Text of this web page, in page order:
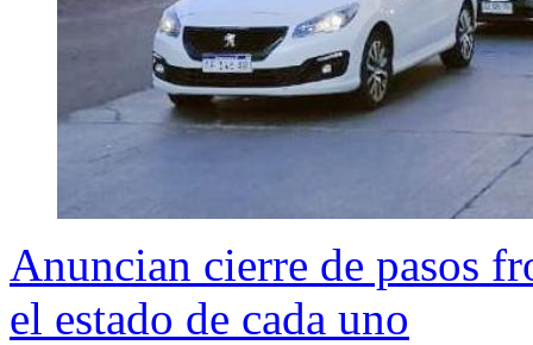
Anuncian cierre de pasos
el estado de cada uno